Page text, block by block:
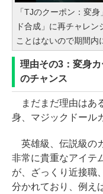
「TJのクーポン：変
ド合成」に再チャレ
ことはないので期間内
理由その3：変身
のチャンス
まだまだ理由はあ
身、マジックドール
英雄級、伝説級の
非常に貴重なアイテ
が、ざっくり近接職
分かれており、例え